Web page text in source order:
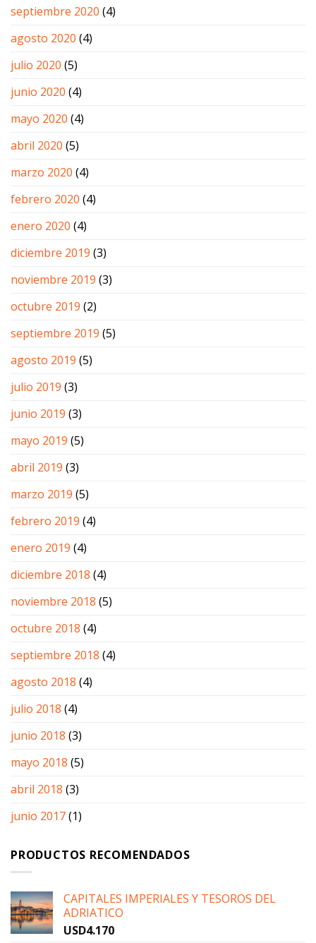
septiembre 2020 (4)
agosto 2020 (4)
julio 2020 (5)
junio 2020 (4)
mayo 2020 (4)
abril 2020 (5)
marzo 2020 (4)
febrero 2020 (4)
enero 2020 (4)
diciembre 2019 (3)
noviembre 2019 (3)
octubre 2019 (2)
septiembre 2019 (5)
agosto 2019 (5)
julio 2019 (3)
junio 2019 (3)
mayo 2019 (5)
abril 2019 (3)
marzo 2019 (5)
febrero 2019 (4)
enero 2019 (4)
diciembre 2018 (4)
noviembre 2018 (5)
octubre 2018 (4)
septiembre 2018 (4)
agosto 2018 (4)
julio 2018 (4)
junio 2018 (3)
mayo 2018 (5)
abril 2018 (3)
junio 2017(1)
PRODUCTOS RECOMENDADOS
CAPITALES IMPERIALES Y TESOROS DEL
ADRIATICO
USD4.170